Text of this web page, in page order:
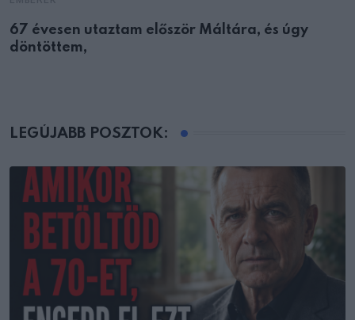
67 évesen utaztam először Máltára, és úgy
döntöttem,
LEGÚJABB POSZTOK: